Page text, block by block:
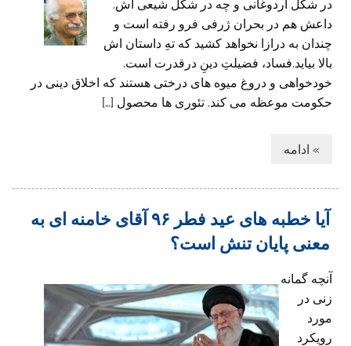
در شکل اردوغانی و چه در شکل شیعی اش.
داعش هم در بحران ژرفی فرو رفته است و
چندان به درازا نخواهد کشید که تهِ داستان اش
بالا بیاید.فساد، فضیلتِ دینِ درقدرت است.
خودخواهی و دروغ میوه های درختی هستند که اخلاق دینی در
حکومت موعظه می کند. تئوری ها محصول […]
» ادامه
آیا خطبه های عید فطر ۹۶ آقای خامنه ای به
معنی پایان تنش است؟
آنچه گمانه
زنی در
مورد
رویکرد